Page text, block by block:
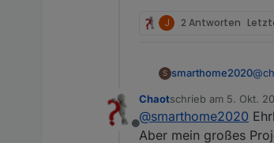
J 2 Antworten
S smarthome2020@
Offline
Chaotschrieb am 5. Okt.
zuletzt editiert von
@smarthome2020
Aber mein großes